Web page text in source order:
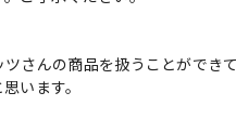
さんの商品を扱うことができ
います。